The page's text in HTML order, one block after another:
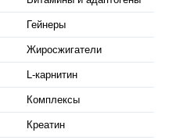
Гейнеры
Жиросжигатели
L-карнитин
Комплексы
Креатин